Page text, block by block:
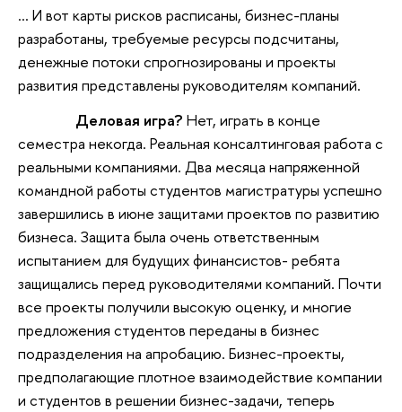
… И вот карты рисков расписаны, бизнес-планы
разработаны, требуемые ресурсы подсчитаны,
денежные потоки спрогнозированы и проекты
развития представлены руководителям компаний.
Деловая игра? Нет, играть в конце
семестра некогда. Реальная консалтинговая работа с
реальными компаниями. Два месяца напряженной
командной работы студентов магистратуры успешно
завершились в июне защитами проектов по развитию
бизнеса. Защита была очень ответственным
испытанием для будущих финансистов- ребята
защищались перед руководителями компаний. Почти
все проекты получили высокую оценку, и многие
предложения студентов переданы в бизнес
подразделения на апробацию. Бизнес-проекты,
предполагающие плотное взаимодействие компании
и студентов в решении бизнес-задачи, теперь